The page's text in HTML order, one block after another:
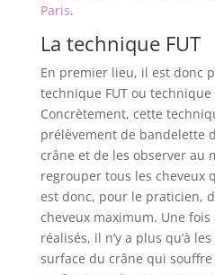
Paris.
La technique FUT
En premier lieu, il est donc
technique FUT ou
Concrètement, cette
prélèvement de bandelette
crâne et de les observer au
regrouper tous les cheveux
est donc, pour le praticien,
cheveux maximum. Une
réalisés, il n’y a plus qu’à
surface du crâne qui souffre